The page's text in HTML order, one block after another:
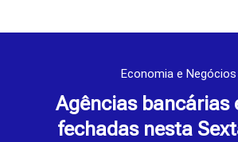
Economia e Negócios
Agências bancárias
fechadas nesta